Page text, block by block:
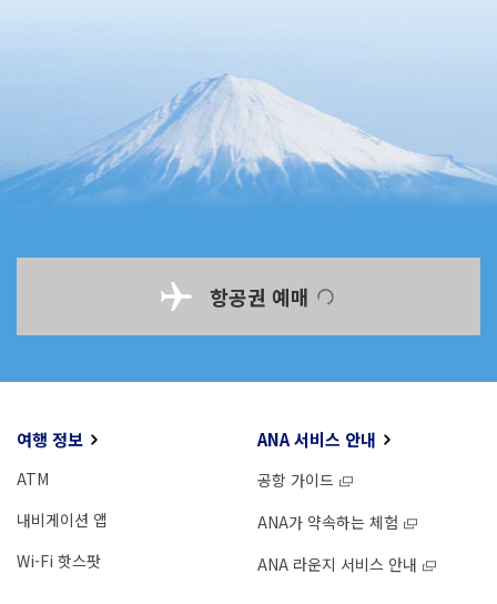
항공권 예매
여행 정보
ATM
내비게이션 앱
Wi-Fi 핫스팟
ANA 서비스 안내
공항 가이드
ANA가 약속하는 체험
ANA 라운지 서비스 안내